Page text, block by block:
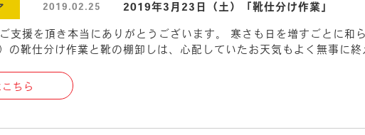
2019.02.25 2019年3月23日（土）「靴仕分け作業」
支援を頂き本当にありがとうございます。 寒さも日を増すごとに和
の靴仕分け作業と靴の棚卸しは、心配していたお天気もよく無事に
ちら